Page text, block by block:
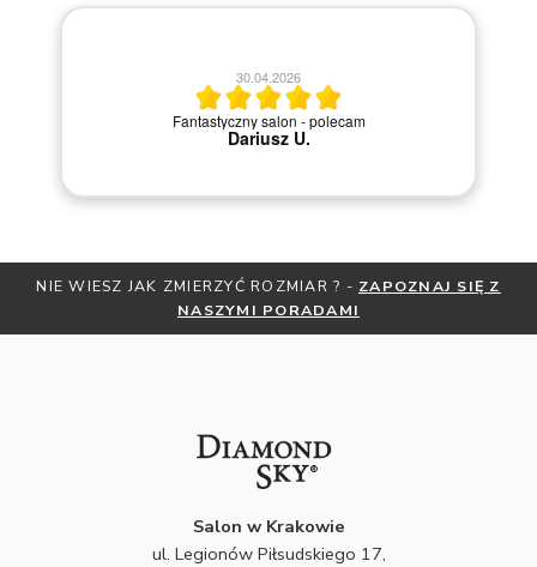
30.04.2026
Fantastyczny salon - polecam
Dariusz U.
NIE WIESZ JAK ZMIERZYĆ ROZMIAR ? - ZAPOZNAJ SIĘ Z
NASZYMI PORADAMI
Salon w Krakowie
ul. Legionów Piłsudskiego 17,